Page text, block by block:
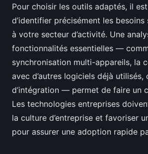
Pour choisir les outils adaptés, il
d’identifier précisément les
à votre secteur d’activité. Une
fonctionnalités essentielles —
synchronisation multi-appareils, la
avec d’autres logiciels déjà
d’intégration — permet de faire un
Les technologies entreprises
la culture d’entreprise et favoriser
pour assurer une adoption rapide